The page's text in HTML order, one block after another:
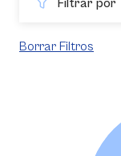
Filtrar por
Borrar Filtros